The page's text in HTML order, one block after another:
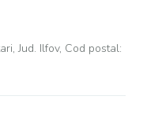
Jud. Ilfov, Cod postal: